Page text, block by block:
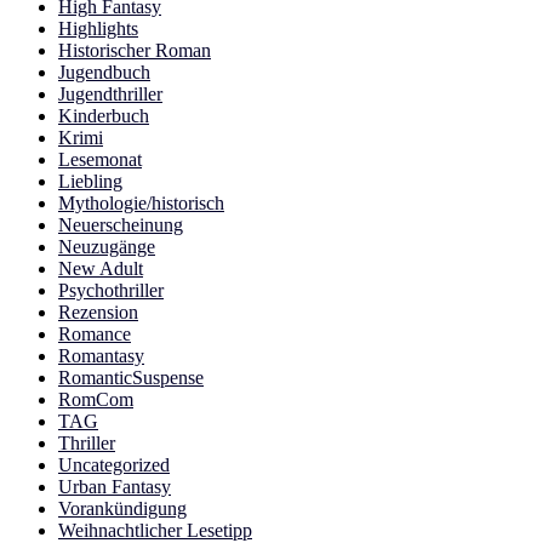
High Fantasy
Highlights
Historischer Roman
Jugendbuch
Jugendthriller
Kinderbuch
Krimi
Lesemonat
Liebling
Mythologie/historisch
Neuerscheinung
Neuzugänge
New Adult
Psychothriller
Rezension
Romance
Romantasy
RomanticSuspense
RomCom
TAG
Thriller
Uncategorized
Urban Fantasy
Vorankündigung
Weihnachtlicher Lesetipp